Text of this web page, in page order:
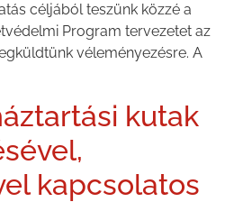
céljából teszünk közzé a
Program tervezetet az
véleményezésre. A
kutak
kapcsolatos